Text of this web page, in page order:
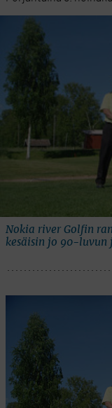
Nokia river Golfin
kesäisin jo 90-luvun